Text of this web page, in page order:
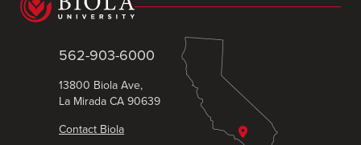
562-903-6000
13800 Biola Ave,
La Mirada CA 90639
Contact Biola